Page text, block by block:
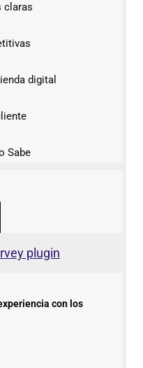
claras
digital
Sabe
plugin
con los